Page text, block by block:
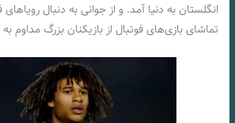
انگلستان به دنیا آمد. و از جوانی به دنبال رویاهای
تماشای بازی‌های فوتبال از بازیکنان بزرگ مداوم به